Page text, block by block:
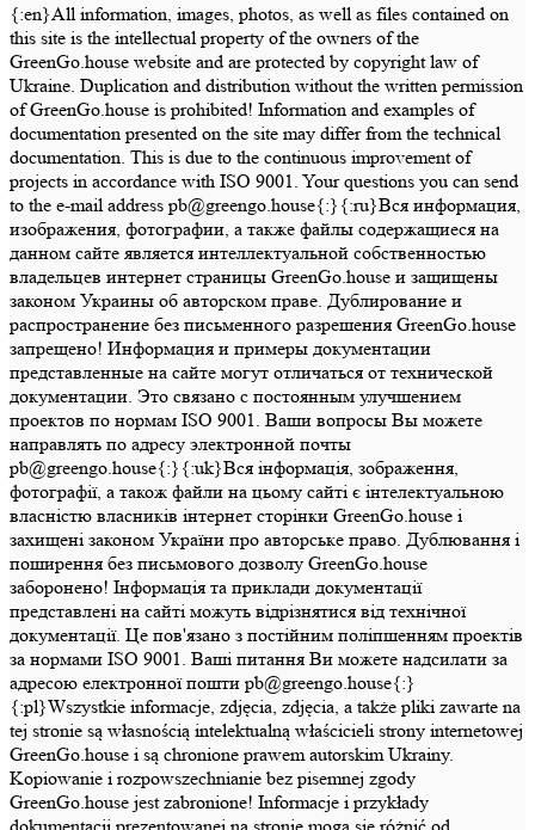
{:en}All information, images, photos, as well as files contained on
this site is the intellectual property of the owners of the
GreenGo.house website and are protected by copyright law of
Ukraine. Duplication and distribution without the written permission
of GreenGo.house is prohibited! Information and examples of
documentation presented on the site may differ from the technical
documentation. This is due to the continuous improvement of
projects in accordance with ISO 9001. Your questions you can send
to the e-mail address pb@greengo.house{:}{:ru}Вся информация,
изображения, фотографии, а также файлы содержащиеся на
данном сайте является интеллектуальной собственностью
владельцев интернет страницы GreenGo.house и защищены
законом Украины об авторском праве. Дублирование и
распространение без письменного разрешения GreenGo.house
запрещено! Информация и примеры документации
представленные на сайте могут отличаться от технической
документации. Это связано с постоянным улучшением
проектов по нормам ISO 9001. Ваши вопросы Вы можете
направлять по адресу электронной почты
pb@greengo.house{:}{:uk}Вся інформація, зображення,
фотографії, а також файли на цьому сайті є інтелектуальною
власністю власників інтернет сторінки GreenGo.house і
захищені законом України про авторське право. Дублювання і
поширення без письмового дозволу GreenGo.house
заборонено! Інформація та приклади документації
представлені на сайті можуть відрізнятися від технічної
документації. Це пов'язано з постійним поліпшенням проектів
за нормами ISO 9001. Ваші питання Ви можете надсилати за
адресою електронної пошти pb@greengo.house{:}
{:pl}Wszystkie informacje, zdjęcia, zdjęcia, a także pliki zawarte na
tej stronie są własnością intelektualną właścicieli strony internetowej
GreenGo.house i są chronione prawem autorskim Ukrainy.
Kopiowanie i rozpowszechnianie bez pisemnej zgody
GreenGo.house jest zabronione! Informacje i przykłady
dokumentacji prezentowanej na stronie mogą się różnić od